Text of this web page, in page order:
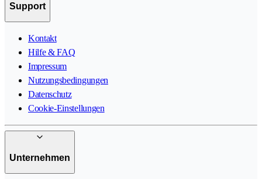
Support
Kontakt
Hilfe & FAQ
Impressum
Nutzungsbedingungen
Datenschutz
Cookie-Einstellungen
Unternehmen